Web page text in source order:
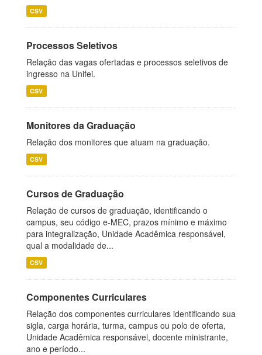
CSV
Processos Seletivos
Relação das vagas ofertadas e processos seletivos de
ingresso na Unifei.
CSV
Monitores da Graduação
Relação dos monitores que atuam na graduação.
CSV
Cursos de Graduação
Relação de cursos de graduação, identificando o
campus, seu código e-MEC, prazos mínimo e máximo
para integralização, Unidade Acadêmica responsável,
qual a modalidade de...
CSV
Componentes Curriculares
Relação dos componentes curriculares identificando sua
sigla, carga horária, turma, campus ou polo de oferta,
Unidade Acadêmica responsável, docente ministrante,
ano e período...